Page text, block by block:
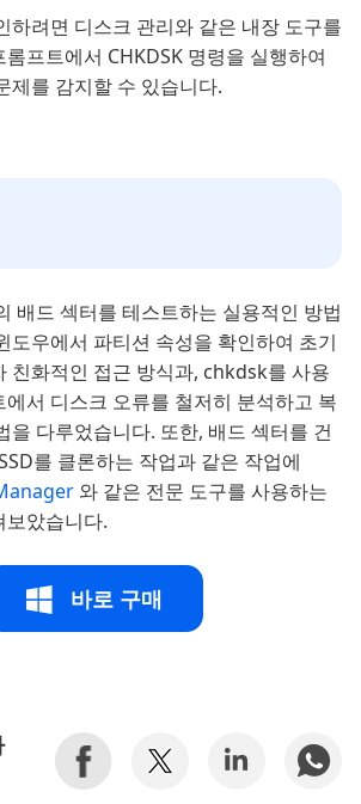
하려면 디스크 관리와 같은 내장 도구를
프트에서 CHKDSK 명령을 실행하여
제를 감지할 수 있습니다.
배드 섹터를 테스트하는 실용적인 방법
도우에서 파티션 속성을 확인하여 초기
친화적인 접근 방식과, chkdsk를 사용
서 디스크 오류를 철저히 분석하고 복
을 다루었습니다. 또한, 배드 섹터를 건
를 클론하는 작업과 같은 작업에
와 같은 전문 도구를 사용하는
보았습니다.
바로 구매